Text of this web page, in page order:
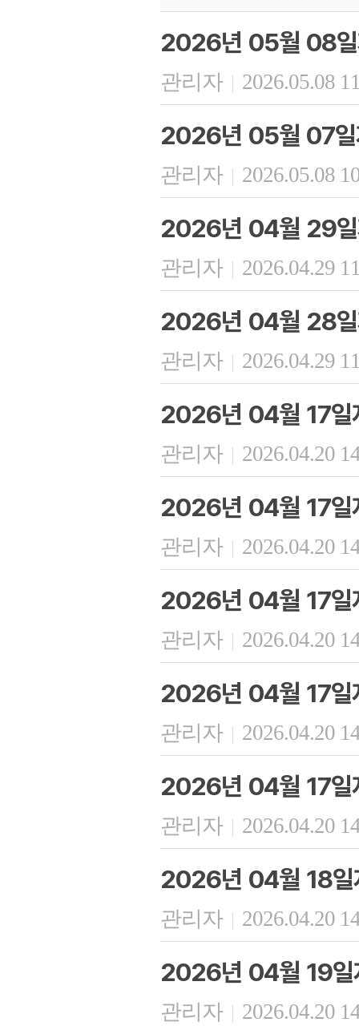
2026년 05월 08일
관리자 | 2026.05.08
2026년 05월 07일
관리자 | 2026.05.08
2026년 04월 29일
관리자 | 2026.04.29
2026년 04월 28일
관리자 | 2026.04.29
2026년 04월 17일
관리자 | 2026.04.20
2026년 04월 17일
관리자 | 2026.04.20
2026년 04월 17일
관리자 | 2026.04.20
2026년 04월 17일
관리자 | 2026.04.20
2026년 04월 17일
관리자 | 2026.04.20
2026년 04월 18일
관리자 | 2026.04.20
2026년 04월 19일
관리자 | 2026.04.20